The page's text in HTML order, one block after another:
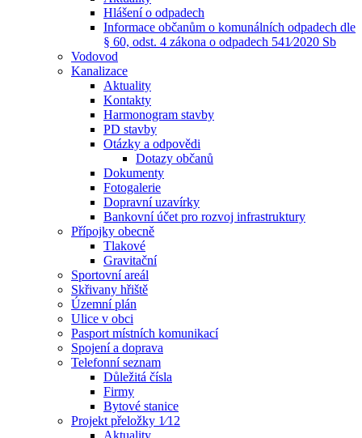
Hlášení o odpadech
Informace občanům o komunálních odpadech dle
§ 60, odst. 4 zákona o odpadech 541⁄2020 Sb
Vodovod
Kanalizace
Aktuality
Kontakty
Harmonogram stavby
PD stavby
Otázky a odpovědi
Dotazy občanů
Dokumenty
Fotogalerie
Dopravní uzavírky
Bankovní účet pro rozvoj infrastruktury
Přípojky obecně
Tlakové
Gravitační
Sportovní areál
Skřivany hřiště
Územní plán
Ulice v obci
Pasport místních komunikací
Spojení a doprava
Telefonní seznam
Důležitá čísla
Firmy
Bytové stanice
Projekt přeložky 1⁄12
Aktuality